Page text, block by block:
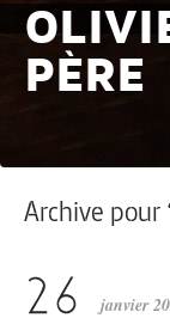
PÈRE
Archive pour
janvier